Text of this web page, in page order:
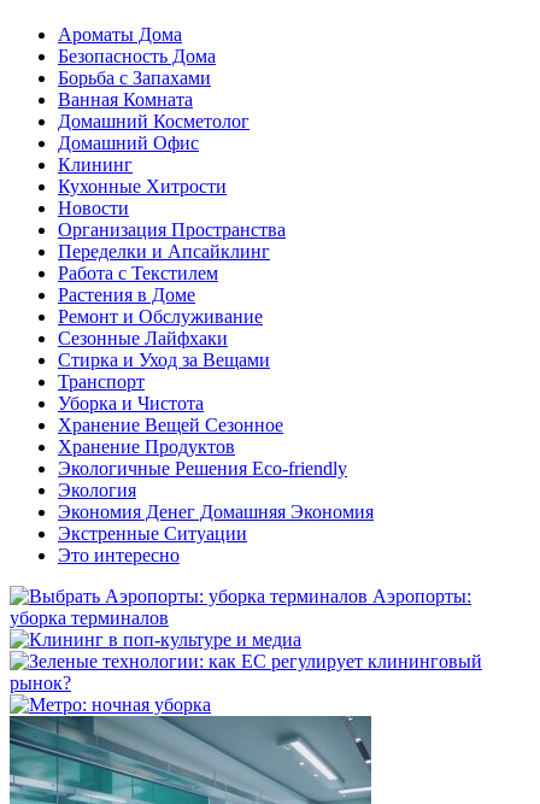
Ароматы Дома
Безопасность Дома
Борьба с Запахами
Ванная Комната
Домашний Косметолог
Домашний Офис
Клининг
Кухонные Хитрости
Новости
Организация Пространства
Переделки и Апсайклинг
Работа с Текстилем
Растения в Доме
Ремонт и Обслуживание
Сезонные Лайфхаки
Стирка и Уход за Вещами
Транспорт
Уборка и Чистота
Хранение Вещей Сезонное
Хранение Продуктов
Экологичные Решения Eco-friendly
Экология
Экономия Денег Домашняя Экономия
Экстренные Ситуации
Это интересно